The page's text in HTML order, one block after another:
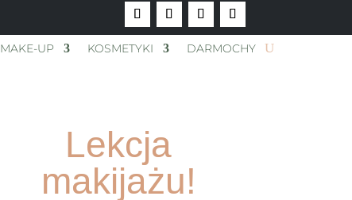
MAKE-UP KOSMETYKI DARMOCHY
Lekcja
makijażu!